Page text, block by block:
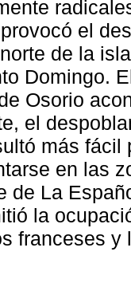
el
de la
Domingo.
Osorio
el
más
en las
de La
la
franceses